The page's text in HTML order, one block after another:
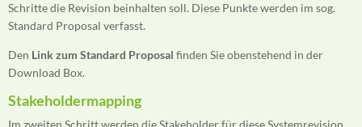
Schritte die Revision beinhalten soll. Diese Punkte werden im sog.
Standard Proposal verfasst.
Den Link zum Standard Proposal finden Sie obenstehend in der
Download Box.
Stakeholdermapping
Im zweiten Schritt werden die Stakeholder für diese Systemrevision